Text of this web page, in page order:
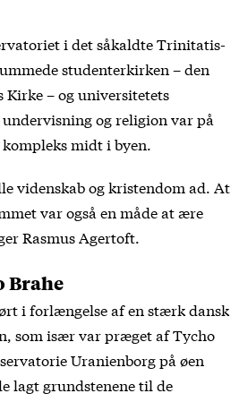
i det såkaldte Trinitatis-
studenterkirken – den
– og universitetets
og religion var på
midt i byen.
videnskab og kristendom ad. At
var også en måde at ære
Rasmus Agertoft.
Brahe
i forlængelse af en stærk dansk
som især var præget af Tycho
Uranienborg på øen
lagt grundstenene til de